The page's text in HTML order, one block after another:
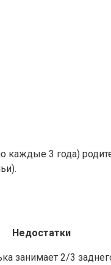
каждые 3 года)
Недостатки
занимает 2/3